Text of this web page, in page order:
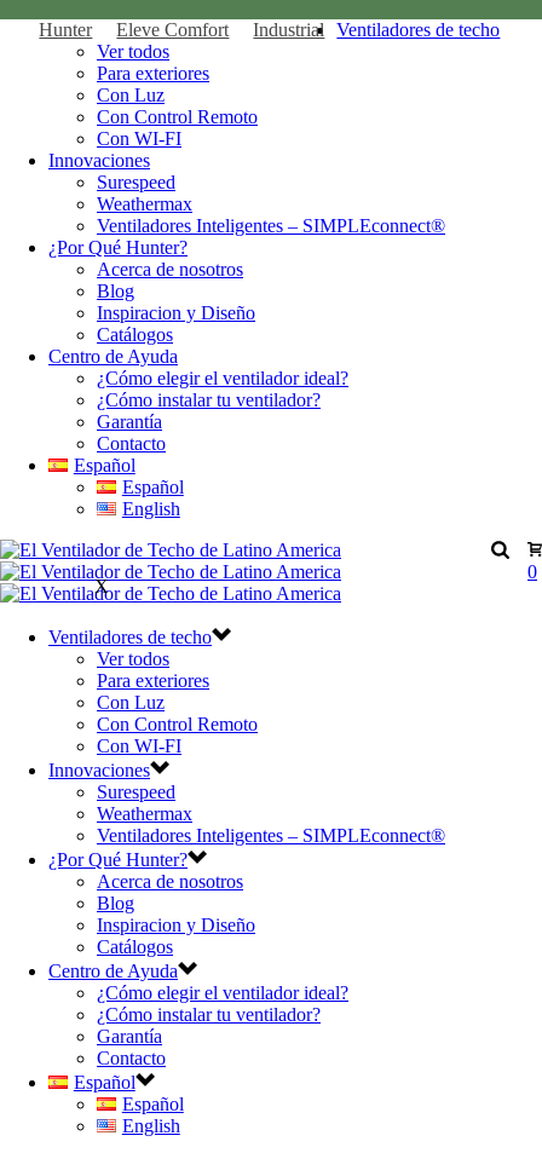
Hunter Eleve Comfort Industrial
Ventiladores de techo
Ver todos
Para exteriores
Con Luz
Con Control Remoto
Con WI-FI
Innovaciones
Surespeed
Weathermax
Ventiladores Inteligentes – SIMPLEconnect®
¿Por Qué Hunter?
Acerca de nosotros
Blog
Inspiracion y Diseño
Catálogos
Centro de Ayuda
¿Cómo elegir el ventilador ideal?
¿Cómo instalar tu ventilador?
Garantía
Contacto
Español
Español
English
0
X
Ventiladores de techo
Ver todos
Para exteriores
Con Luz
Con Control Remoto
Con WI-FI
Innovaciones
Surespeed
Weathermax
Ventiladores Inteligentes – SIMPLEconnect®
¿Por Qué Hunter?
Acerca de nosotros
Blog
Inspiracion y Diseño
Catálogos
Centro de Ayuda
¿Cómo elegir el ventilador ideal?
¿Cómo instalar tu ventilador?
Garantía
Contacto
Español
Español
English